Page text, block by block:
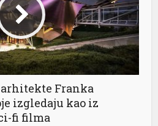
arhitekte Franka
izgledaju kao iz
fi filma